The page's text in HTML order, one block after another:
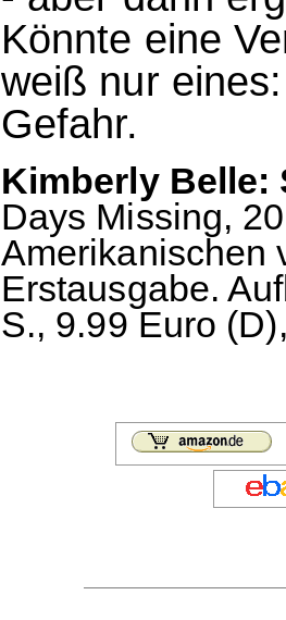
Könnte eine
weiß nur
Gefahr.
Kimberly Belle:
Days Missing,
Amerikanischen
Erstausgabe.
S., 9.99 Euro